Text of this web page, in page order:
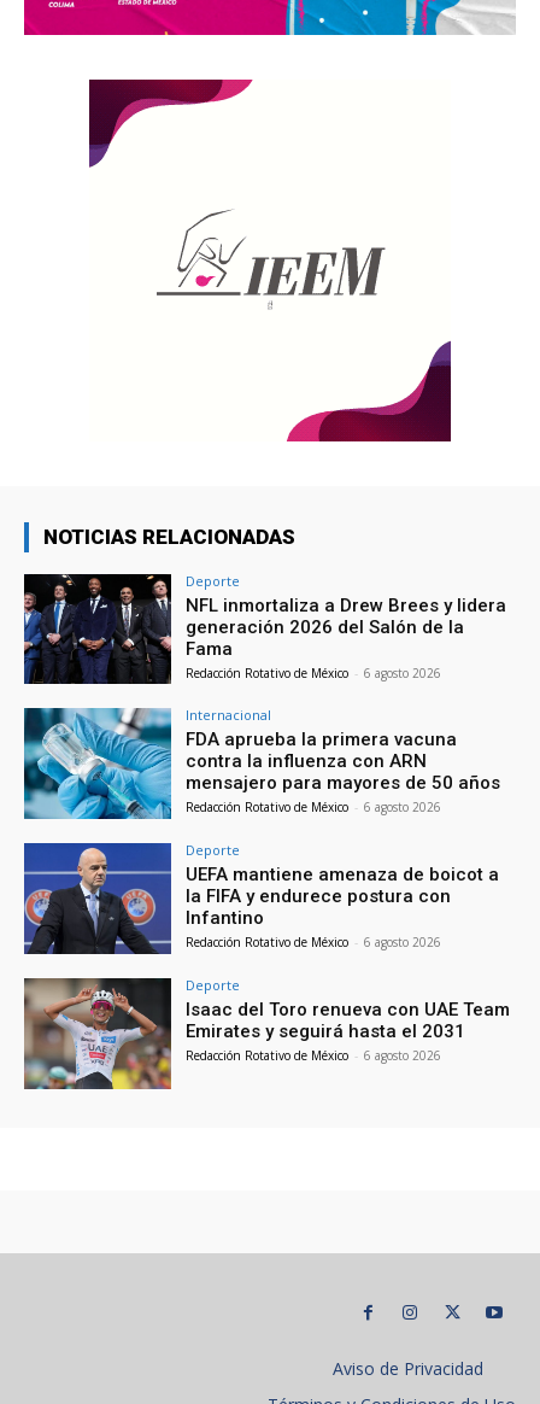
NOTICIAS RELACIONADAS
Deporte
NFL inmortaliza a Drew Brees y lidera
generación 2026 del Salón de la
Fama
Redacción Rotativo de México - 6 agosto 2026
Internacional
FDA aprueba la primera vacuna
contra la influenza con ARN
mensajero para mayores de 50 años
Redacción Rotativo de México - 6 agosto 2026
Deporte
UEFA mantiene amenaza de boicot a
la FIFA y endurece postura con
Infantino
Redacción Rotativo de México - 6 agosto 2026
Deporte
Isaac del Toro renueva con UAE Team
Emirates y seguirá hasta el 2031
Redacción Rotativo de México - 6 agosto 2026
Aviso de Privacidad